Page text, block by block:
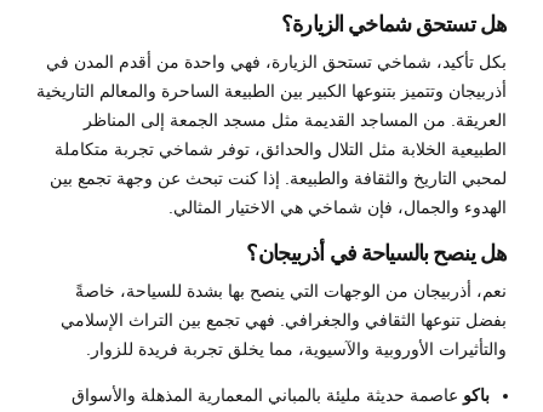
هل تستحق شماخي الزيارة؟
بكل تأكيد، شماخي تستحق الزيارة، فهي واحدة من أقدم المدن في
أذربيجان وتتميز بتنوعها الكبير بين الطبيعة الساحرة والمعالم التاريخية
العريقة. من المساجد القديمة مثل مسجد الجمعة إلى المناظر
الطبيعية الخلابة مثل التلال والحدائق، توفر شماخي تجربة متكاملة
لمحبي التاريخ والثقافة والطبيعة. إذا كنت تبحث عن وجهة تجمع بين
الهدوء والجمال، فإن شماخي هي الاختيار المثالي.
هل ينصح بالسياحة في أذربيجان؟
نعم، أذربيجان من الوجهات التي ينصح بها بشدة للسياحة، خاصةً
بفضل تنوعها الثقافي والجغرافي. فهي تجمع بين التراث الإسلامي
والتأثيرات الأوروبية والآسيوية، مما يخلق تجربة فريدة للزوار.
باكو عاصمة حديثة مليئة بالمباني المعمارية المذهلة والأسواق